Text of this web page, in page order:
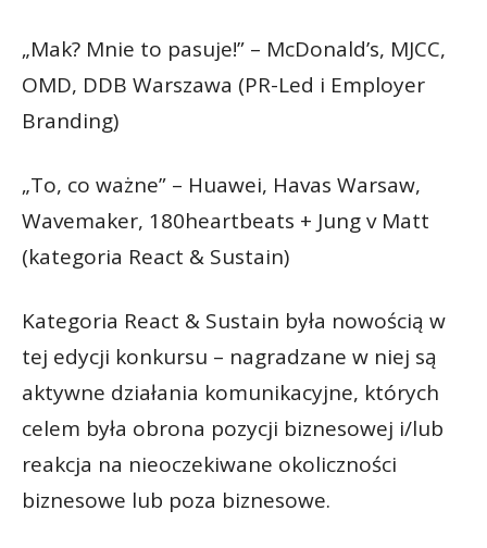
„Mak? Mnie to pasuje!” – McDonald’s, MJCC,
OMD, DDB Warszawa (PR-Led i Employer
Branding)
„To, co ważne” – Huawei, Havas Warsaw,
Wavemaker, 180heartbeats + Jung v Matt
(kategoria React & Sustain)
Kategoria React & Sustain była nowością w
tej edycji konkursu – nagradzane w niej są
aktywne działania komunikacyjne, których
celem była obrona pozycji biznesowej i/lub
reakcja na nieoczekiwane okoliczności
biznesowe lub poza biznesowe.